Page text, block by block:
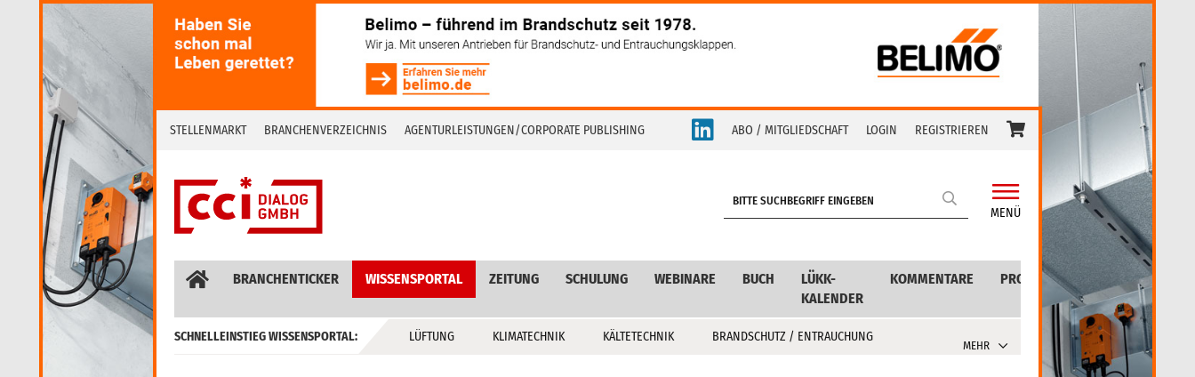
to
content
STELLENMARKT BRANCHENVERZEICHNIS AGENTURLEISTUNGEN/CORPORATE PUBLISHING ABO / MITGLIEDSCHAFT LOGIN REGISTRIEREN
MENÜ
BRANCHENTICKER WISSENSPORTAL ZEITUNG SCHULUNG WEBINARE BUCH
LÜKK-
KALENDER
KOMMENTARE PRODUKTE
SCHNELLEINSTIEG WISSENSPORTAL: LÜFTUNG KLIMATECHNIK KÄLTETECHNIK BRANDSCHUTZ / ENTRAUCHUNG
MEHR